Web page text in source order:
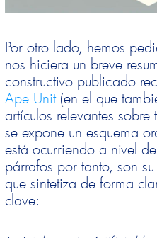
Por otro lado, hemos
nos hiciera un breve
constructivo publicado
Ape Unit(en el que
artículos relevantes
se expone un esquema
está ocurriendo a nivel
párrafos por tanto, son
que sintetiza de forma
clave: